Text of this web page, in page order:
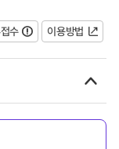
수
이용방법